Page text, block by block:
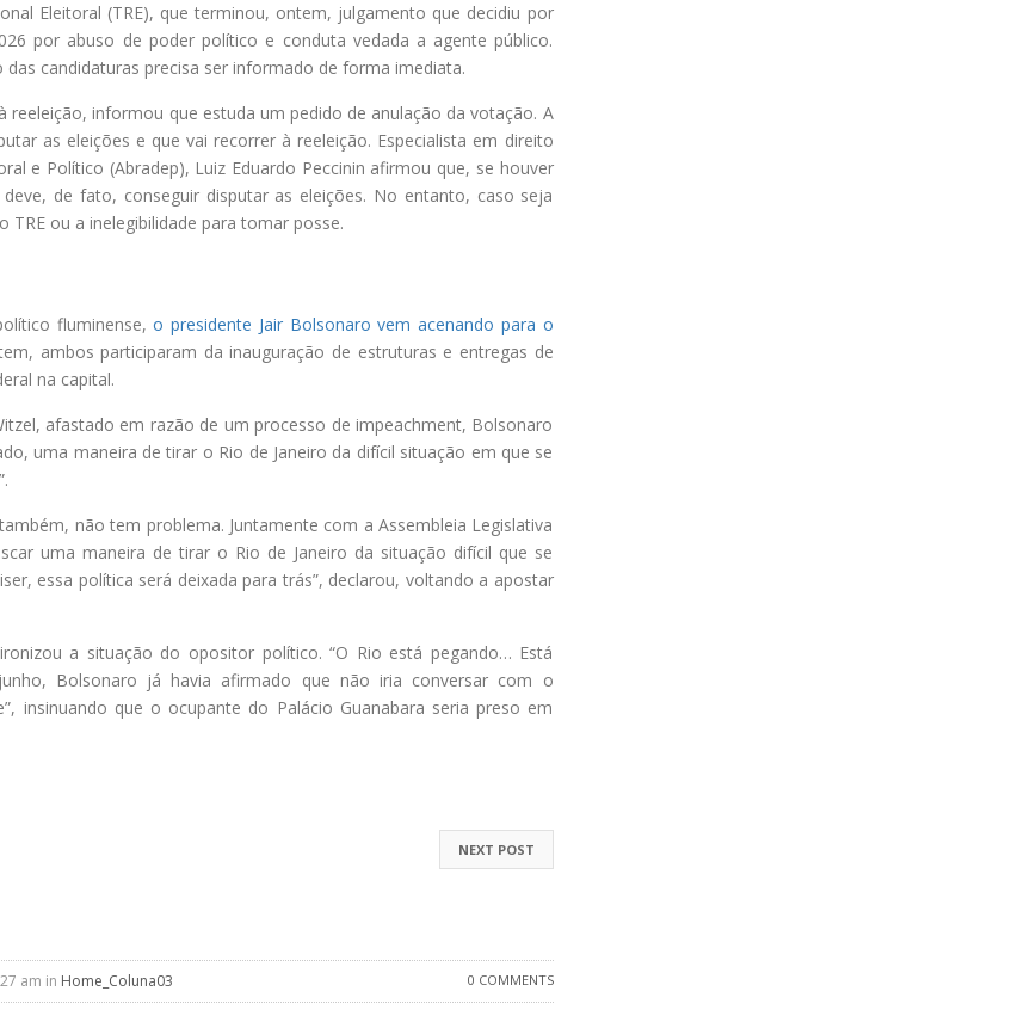
Eleitoral (TRE), que terminou, ontem, julgamento que decidiu por
por abuso de poder político e conduta vedada a agente público.
candidaturas precisa ser informado de forma imediata.
informou que estuda um pedido de anulação da votação. A
as eleições e que vai recorrer à reeleição. Especialista em direito
e Político (Abradep), Luiz Eduardo Peccinin afirmou que, se houver
de fato, conseguir disputar as eleições. No entanto, caso seja
ou a inelegibilidade para tomar posse.
fluminense, o presidente Jair Bolsonaro vem acenando para o
ambos participaram da inauguração de estruturas e entregas de
na capital.
afastado em razão de um processo de impeachment, Bolsonaro
uma maneira de tirar o Rio de Janeiro da difícil situação em que se
não tem problema. Juntamente com a Assembleia Legislativa
uma maneira de tirar o Rio de Janeiro da situação difícil que se
essa política será deixada para trás”, declarou, voltando a apostar
a situação do opositor político. “O Rio está pegando… Está
Bolsonaro já havia afirmado que não iria conversar com o
insinuando que o ocupante do Palácio Guanabara seria preso em
NEXT POST
0 COMMENTS
am in Home_Coluna03